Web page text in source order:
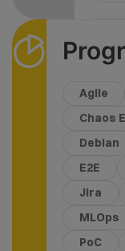
Agile
Chaos
Debian
E2E
Jira
MLOps
PoC